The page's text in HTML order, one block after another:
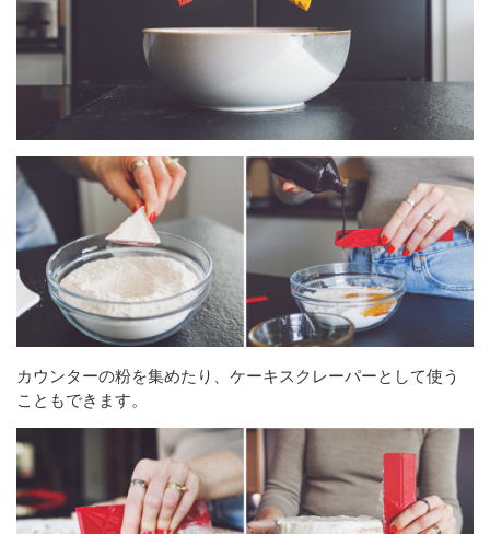
カウンターの粉を集めたり、ケーキスクレーパーとして使う
こともできます。